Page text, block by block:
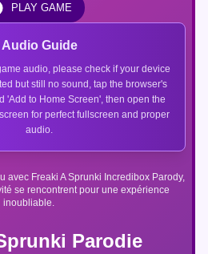
Parodie
avec Freaki A Sprunki Incredibox Parody,
se rencontrent pour une expérience
inoubliable.
Audio Guide
audio, please check if your device
but still no sound, tap the browser's
'Add to Home Screen', then open the
for perfect fullscreen and proper
audio.
PLAY GAME